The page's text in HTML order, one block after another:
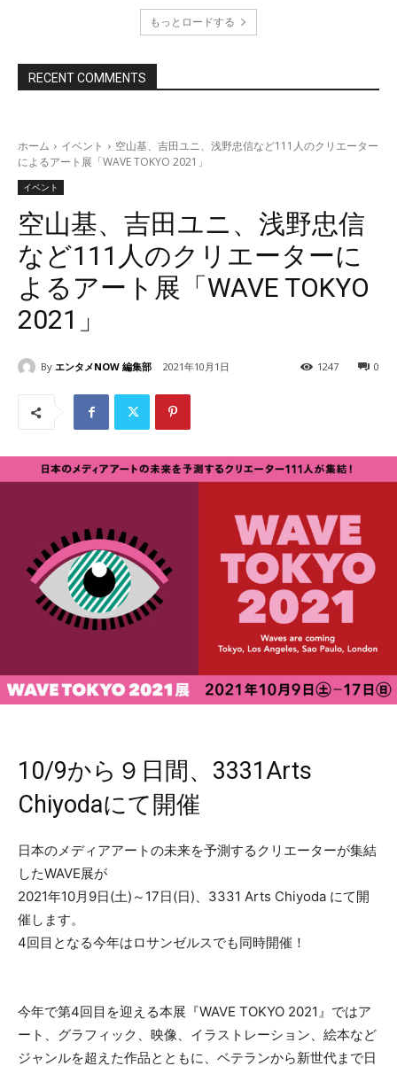
もっとロードする
RECENT COMMENTS